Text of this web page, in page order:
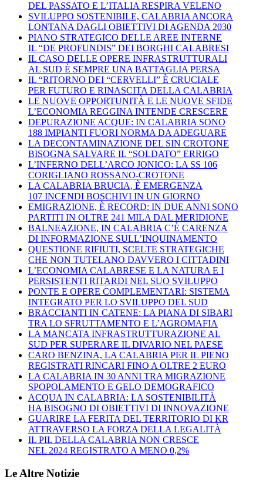
DEL PASSATO E L’ITALIA RESPIRA VELENO
SVILUPPO SOSTENIBILE, CALABRIA ANCORA
LONTANA DAGLI OBIETTIVI DI AGENDA 2030
PIANO STRATEGICO DELLE AREE INTERNE
IL “DE PROFUNDIS” DEI BORGHI CALABRESI
IL CASO DELLE OPERE INFRASTRUTTURALI
AL SUD È SEMPRE UNA BATTAGLIA PERSA
IL “RITORNO DEI “CERVELLI” È CRUCIALE
PER FUTURO E RINASCITA DELLA CALABRIA
LE NUOVE OPPORTUNITÀ E LE NUOVE SFIDE
L’ECONOMIA REGGINA INTENDE CRESCERE
DEPURAZIONE ACQUE: IN CALABRIA SONO
188 IMPIANTI FUORI NORMA DA ADEGUARE
LA DECONTAMINAZIONE DEL SIN CROTONE
BISOGNA SALVARE IL “SOLDATO” ERRIGO
L’INFERNO DELL’ARCO JONICO: LA SS 106
CORIGLIANO ROSSANO-CROTONE
LA CALABRIA BRUCIA, È EMERGENZA
107 INCENDI BOSCHIVI IN UN GIORNO
EMIGRAZIONE, È RECORD: IN DUE ANNI SONO
PARTITI IN OLTRE 241 MILA DAL MERIDIONE
BALNEAZIONE, IN CALABRIA C’È CARENZA
DI INFORMAZIONE SULL’INQUINAMENTO
QUESTIONE RIFIUTI, SCELTE STRATEGICHE
CHE NON TUTELANO DAVVERO I CITTADINI
L’ECONOMIA CALABRESE E LA NATURA E I
PERSISTENTI RITARDI NEL SUO SVILUPPO
PONTE E OPERE COMPLEMENTARI: SISTEMA
INTEGRATO PER LO SVILUPPO DEL SUD
BRACCIANTI IN CATENE: LA PIANA DI SIBARI
TRA LO SFRUTTAMENTO E L’AGROMAFIA
LA MANCATA INFRASTRUTTURAZIONE AL
SUD PER SUPERARE IL DIVARIO NEL PAESE
CARO BENZINA, LA CALABRIA PER IL PIENO
REGISTRATI RINCARI FINO A OLTRE 2 EURO
LA CALABRIA IN 30 ANNI TRA MIGRAZIONE
SPOPOLAMENTO E GELO DEMOGRAFICO
ACQUA IN CALABRIA: LA SOSTENIBILITÀ
HA BISOGNO DI OBIETTIVI DI INNOVAZIONE
GUARIRE LA FERITA DEL TERRITORIO DI KR
ATTRAVERSO LA FORZA DELLA LEGALITÀ
IL PIL DELLA CALABRIA NON CRESCE
NEL 2024 REGISTRATO A MENO 0,2%
Le Altre Notizie